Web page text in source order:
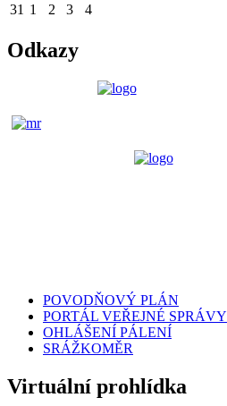
31 1 2 3 4
Odkazy
POVODŇOVÝ PLÁN
PORTÁL VEŘEJNÉ SPRÁVY
OHLÁŠENÍ PÁLENÍ
SRÁŽKOMĚR
Virtuální prohlídka